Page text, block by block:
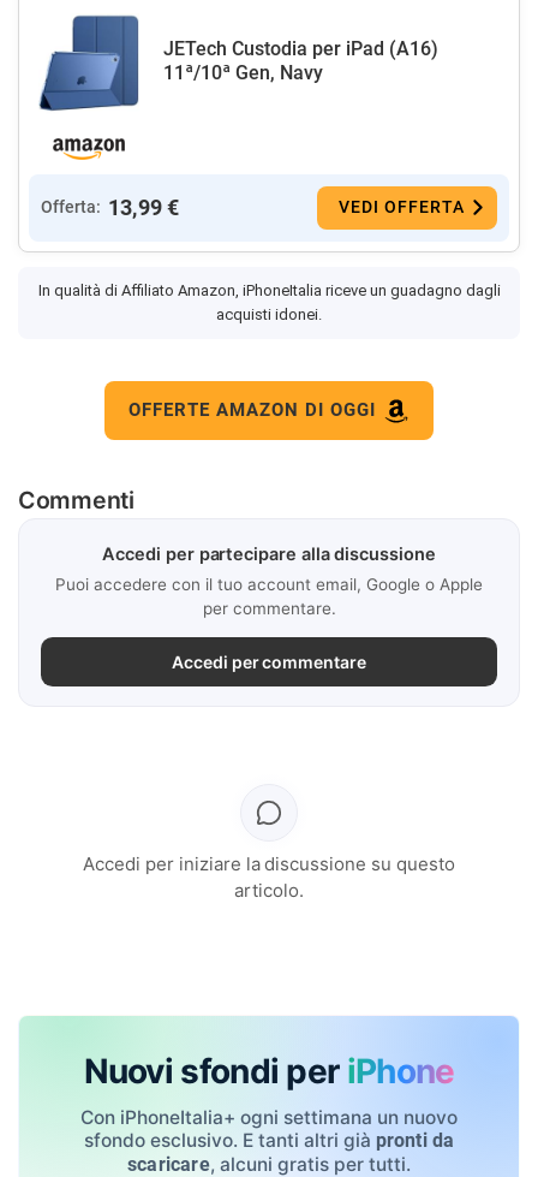
JETech Custodia per iPad (A16)
11ª/10ª Gen, Navy
Offerta: 13,99 € VEDI OFFERTA
In qualità di Affiliato Amazon, iPhoneItalia riceve un guadagno dagli
acquisti idonei.
OFFERTE AMAZON DI OGGI
Commenti
Accedi per partecipare alla discussione
Puoi accedere con il tuo account email, Google o Apple
per commentare.
Accedi per commentare
Accedi per iniziare la discussione su questo
articolo.
Nuovi sfondi per iPhone
Con iPhoneItalia+ ogni settimana un nuovo
sfondo esclusivo. E tanti altri già pronti da
scaricare, alcuni gratis per tutti.